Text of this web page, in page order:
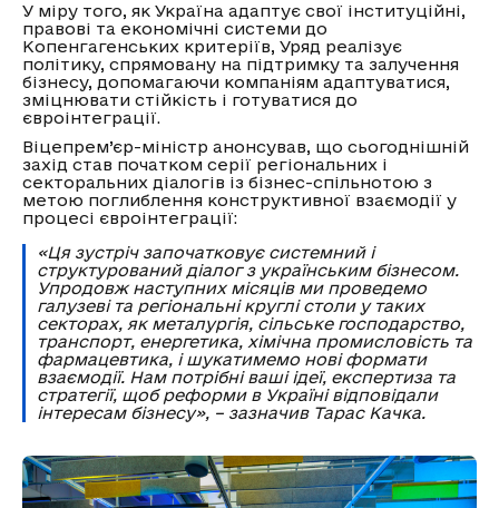
У міру того, як Україна адаптує свої інституційні,
правові та економічні системи до
Копенгагенських критеріїв, Уряд реалізує
політику, спрямовану на підтримку та залучення
бізнесу, допомагаючи компаніям адаптуватися,
зміцнювати стійкість і готуватися до
євроінтеграції.
Віцепрем’єр-міністр анонсував, що сьогоднішній
захід став початком серії регіональних і
секторальних діалогів із бізнес-спільнотою з
метою поглиблення конструктивної взаємодії у
процесі євроінтеграції:
«Ця зустріч започатковує системний і
структурований діалог з українським бізнесом.
Упродовж наступних місяців ми проведемо
галузеві та регіональні круглі столи у таких
секторах, як металургія, сільське господарство,
транспорт, енергетика, хімічна промисловість та
фармацевтика, і шукатимемо нові формати
взаємодії. Нам потрібні ваші ідеї, експертиза та
стратегії, щоб реформи в Україні відповідали
інтересам бізнесу», – зазначив Тарас Качка.